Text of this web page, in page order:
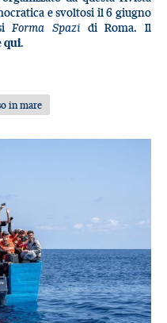
e svoltosi il 6 giugno
Forma Spazi di Roma. Il
qui.
in mare